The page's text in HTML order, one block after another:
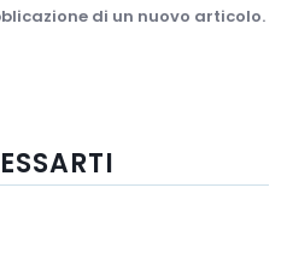
di un nuovo articolo.